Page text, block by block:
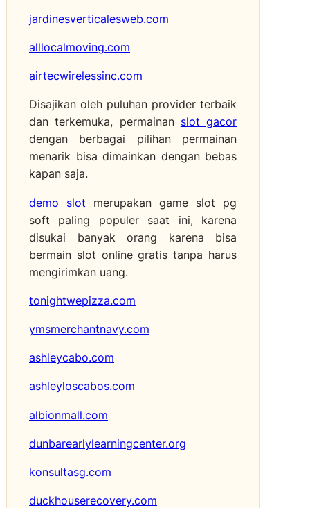
r
U
a
a
e
o
”
g
i
n
a
r
P
e
r
u
a
t
k
a
n
a
K
p
m
m
i
jardinesverticalesweb.com
alllocalmoving.com
airtecwirelessinc.com
Disajikan oleh puluhan provider terbaik
dan terkemuka, permainan slot gacor
dengan berbagai pilihan permainan
menarik bisa dimainkan dengan bebas
kapan saja.
demo slot merupakan game slot pg
soft paling populer saat ini, karena
disukai banyak orang karena bisa
bermain slot online gratis tanpa harus
mengirimkan uang.
tonightwepizza.com
ymsmerchantnavy.com
ashleycabo.com
ashleyloscabos.com
albionmall.com
dunbarearlylearningcenter.org
konsultasg.com
duckhouserecovery.com